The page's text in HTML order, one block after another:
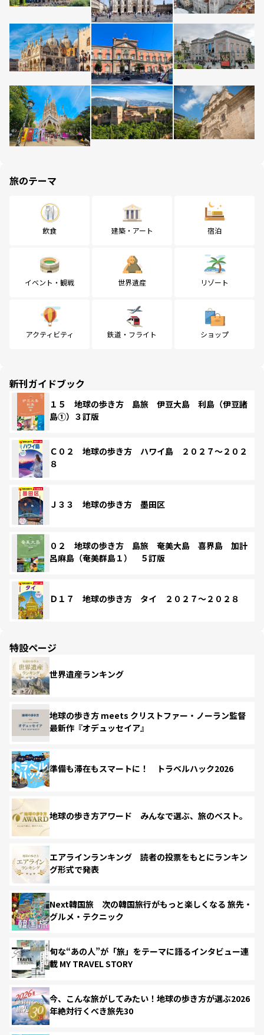
旅のテーマ
飲食 建築・アート 宿泊
イベント・観戦 世界遺産 リゾート
アクティビティ 鉄道・フライト ショップ
新刊ガイドブック
１５ 地球の歩き方 島旅 伊豆大島 利島（伊豆諸
島①）３訂版
Ｃ０２ 地球の歩き方 ハワイ島 ２０２７～２０２
８
Ｊ３３ 地球の歩き方 墨田区
０２ 地球の歩き方 島旅 奄美大島 喜界島 加計
呂麻島（奄美群島１） ５訂版
Ｄ１７ 地球の歩き方 タイ ２０２７～２０２８
特設ページ
世界遺産ランキング
地球の歩き方 meets クリストファー・ノーラン監督
最新作『オデュッセイア』
準備も滞在もスマートに！ トラベルハック2026
地球の歩き方アワード みんなで選ぶ、旅のベスト。
エアラインランキング 読者の投票をもとにランキン
グ形式で発表
Next韓国旅 次の韓国旅行がもっと楽しくなる 旅先・
グルメ・テクニック
旬な“あの人”が「旅」をテーマに語るインタビュー連
載 MY TRAVEL STORY
今、こんな旅がしてみたい！地球の歩き方が選ぶ2026
年絶対行くべき旅先30